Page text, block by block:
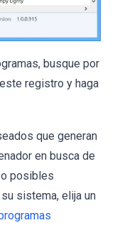
busque por
registro y haga
que generan
en busca de
posibles
sistema, elija un